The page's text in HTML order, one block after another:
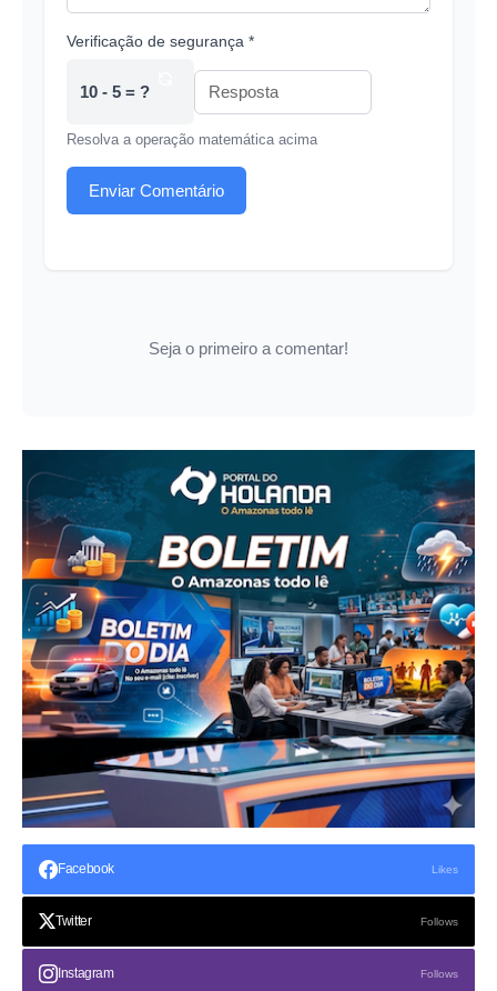
Verificação de segurança *
10 - 5 = ?
Resolva a operação matemática acima
Enviar Comentário
Seja o primeiro a comentar!
Facebook Likes
Twitter Follows
Instagram Follows